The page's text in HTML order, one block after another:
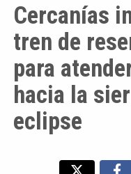
Cercanías
tren de
para
hacia la
eclipse